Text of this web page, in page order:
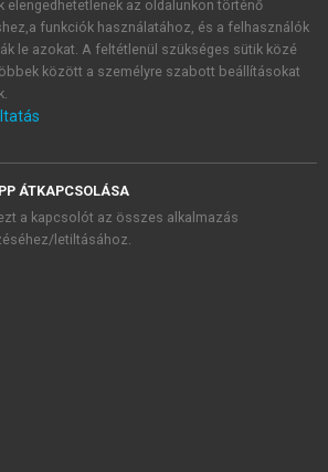
feltételeket, valamint a szotar.netés a
licencszerződéseiben foglaltakat
és elfogadom.
KIPRÓBÁLOM
elengedhetetlenek az oldalunkon történő
funkciók használatához, és a felhasználók
le azokat. A feltétlenül szükséges sütik közé
között a személyre szabott beállításokat
ÁTKAPCSOLÁSA
a kapcsolót az összes alkalmazás
letiltásához.